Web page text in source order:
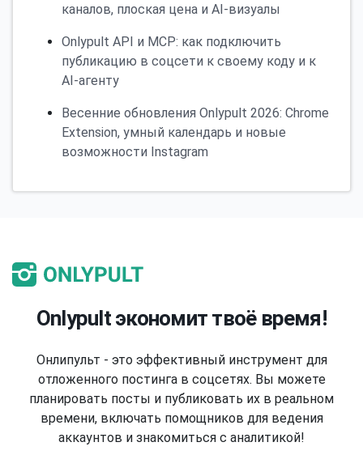
каналов, плоская цена и AI-визуалы
Onlypult API и MCP: как подключить
публикацию в соцсети к своему коду и к
AI-агенту
Весенние обновления Onlypult 2026: Chrome
Extension, умный календарь и новые
возможности Instagram
Onlypult экономит твоё время!
Онлипульт - это эффективный инструмент для
отложенного постинга в соцсетях. Вы можете
планировать посты и публиковать их в реальном
времени, включать помощников для ведения
аккаунтов и знакомиться с аналитикой!